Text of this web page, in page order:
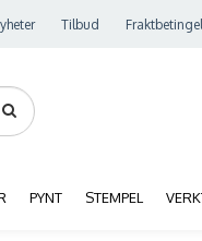
Tilbud
PYNT STEMPEL